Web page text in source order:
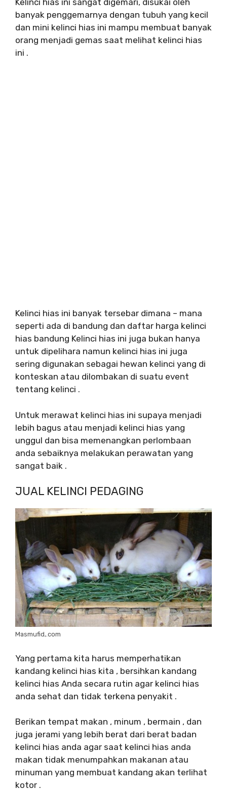
banyak penggemarnya dengan tubuh yang kecil
dan mini kelinci hias ini mampu membuat banyak
orang menjadi gemas saat melihat kelinci hias
ini .
Kelinci hias ini banyak tersebar dimana – mana
seperti ada di bandung dan daftar harga kelinci
hias bandung Kelinci hias ini juga bukan hanya
untuk dipelihara namun kelinci hias ini juga
sering digunakan sebagai hewan kelinci yang di
konteskan atau dilombakan di suatu event
tentang kelinci .
Untuk merawat kelinci hias ini supaya menjadi
lebih bagus atau menjadi kelinci hias yang
unggul dan bisa memenangkan perlombaan
anda sebaiknya melakukan perawatan yang
sangat baik .
JUAL KELINCI PEDAGING
Masmufid,.com
Yang pertama kita harus memperhatikan
kandang kelinci hias kita , bersihkan kandang
kelinci hias Anda secara rutin agar kelinci hias
anda sehat dan tidak terkena penyakit .
Berikan tempat makan , minum , bermain , dan
juga jerami yang lebih berat dari berat badan
kelinci hias anda agar saat kelinci hias anda
makan tidak menumpahkan makanan atau
minuman yang membuat kandang akan terlihat
kotor .